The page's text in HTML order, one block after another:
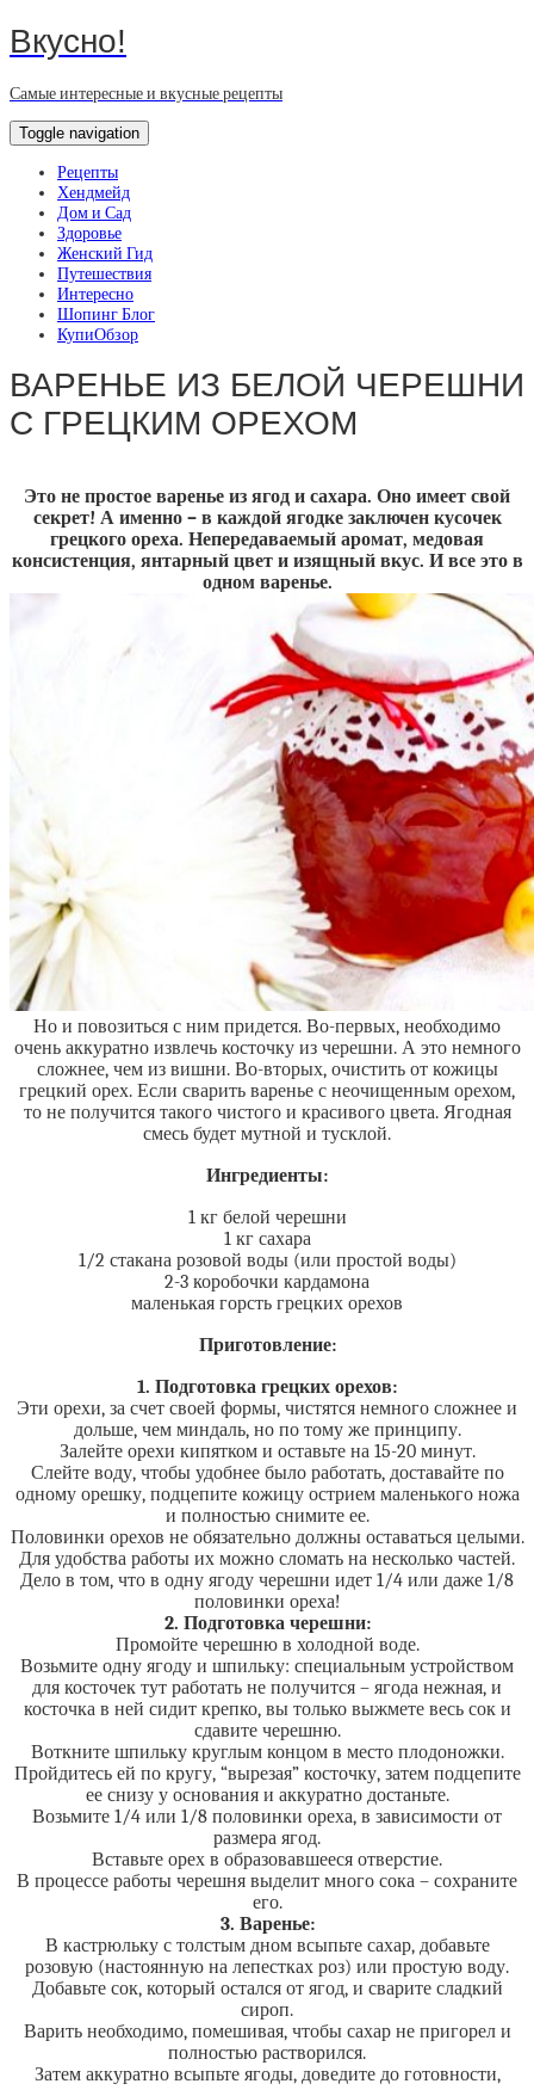
Вкусно!
Самые интересные и вкусные рецепты
Toggle navigation
Рецепты
Хендмейд
Дом и Сад
Здоровье
Женский Гид
Путешествия
Интересно
Шопинг Блог
КупиОбзор
ВАРЕНЬЕ ИЗ БЕЛОЙ ЧЕРЕШНИ
С ГРЕЦКИМ ОРЕХОМ
Это не простое варенье из ягод и сахара. Оно имеет свой
секрет! А именно – в каждой ягодке заключен кусочек
грецкого ореха. Непередаваемый аромат, медовая
консистенция, янтарный цвет и изящный вкус. И все это в
одном варенье.
Но и повозиться с ним придется. Во-первых, необходимо
очень аккуратно извлечь косточку из черешни. А это немного
сложнее, чем из вишни. Во-вторых, очистить от кожицы
грецкий орех. Если сварить варенье с неочищенным орехом,
то не получится такого чистого и красивого цвета. Ягодная
смесь будет мутной и тусклой.
Ингредиенты:
1 кг белой черешни
1 кг сахара
1/2 стакана розовой воды (или простой воды)
2-3 коробочки кардамона
маленькая горсть грецких орехов
Приготовление:
1. Подготовка грецких орехов:
Эти орехи, за счет своей формы, чистятся немного сложнее и
дольше, чем миндаль, но по тому же принципу.
Залейте орехи кипятком и оставьте на 15-20 минут.
Слейте воду, чтобы удобнее было работать, доставайте по
одному орешку, подцепите кожицу острием маленького ножа
и полностью снимите ее.
Половинки орехов не обязательно должны оставаться целыми.
Для удобства работы их можно сломать на несколько частей.
Дело в том, что в одну ягоду черешни идет 1/4 или даже 1/8
половинки ореха!
2. Подготовка черешни:
Промойте черешню в холодной воде.
Возьмите одну ягоду и шпильку: специальным устройством
для косточек тут работать не получится – ягода нежная, и
косточка в ней сидит крепко, вы только выжмете весь сок и
сдавите черешню.
Воткните шпильку круглым концом в место плодоножки.
Пройдитесь ей по кругу, “вырезая” косточку, затем подцепите
ее снизу у основания и аккуратно достаньте.
Возьмите 1/4 или 1/8 половинки ореха, в зависимости от
размера ягод.
Вставьте орех в образовавшееся отверстие.
В процессе работы черешня выделит много сока – сохраните
его.
3. Варенье:
В кастрюльку с толстым дном всыпьте сахар, добавьте
розовую (настоянную на лепестках роз) или простую воду.
Добавьте сок, который остался от ягод, и сварите сладкий
сироп.
Варить необходимо, помешивая, чтобы сахар не пригорел и
полностью растворился.
Затем аккуратно всыпьте ягоды, доведите до готовности,